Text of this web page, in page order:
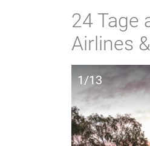
24 Tage
Airlines
1/13